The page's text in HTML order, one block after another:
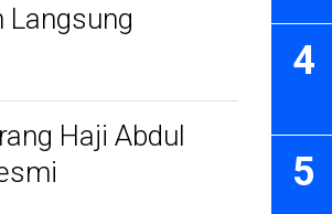
Langsung
Haji Abdul
4
5